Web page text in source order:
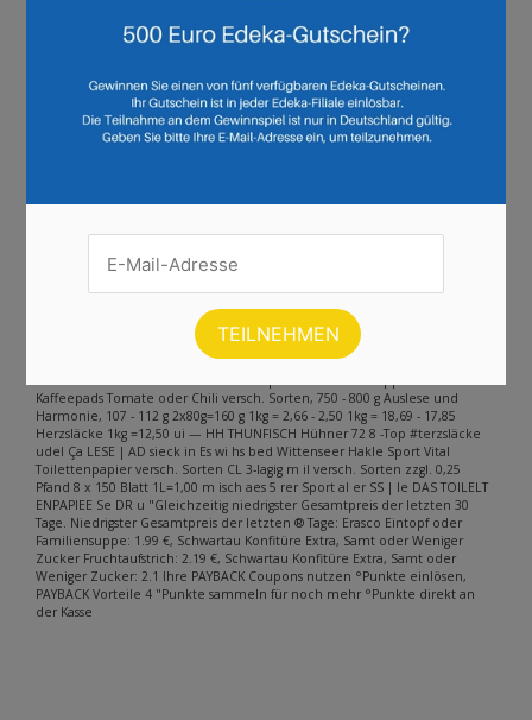
Seite : 12345 67 8910
Weiter
Andere Inhalte gefunden auf der
Schlemmerfässchen —- Kräuter oder Honig (Abtropfg.: 290 9), 530 g ZOM 1-
6-3 1kg = 3,44 = Ge 2, Pe. Es | Schlemmer pe Fiässchelsa it 6 lies en Heisse
Tasse ESS Suppensnack WENIGER 4 PEES versch. Sorten ZUCKE "0 4 x für
600 ml Eu 1L=0,41 en x \ NS IN SES Vi N TES 5 Schwarta onfitür NS xtra,
Samt er Wenige Zucker Fy chtaufstrich LUS 6Q Q 88, versch ii 63409, 1,kg,
Kaffeepads Tomate oder Chili versch. Sorten, 750 - 800 g Auslese und
Harmonie, 107 - 112 g 2x80g=160 g 1kg = 2,66 - 2,50 1kg = 18,69 - 17,85
Herzsläcke 1kg =12,50 ui — HH THUNFISCH Hühner 72 8 -Top #terzsläcke
udel Ça LESE | AD sieck in Es wi hs bed Wittenseer Hakle Sport Vital
Toilettenpapier versch. Sorten CL 3-lagig m il versch. Sorten zzgl. 0,25
Pfand 8 x 150 Blatt 1L=1,00 m isch aes 5 rer Sport al er SS | le DAS TOILELT
ENPAPIEE Se DR u "Gleichzeitig niedrigster Gesamtpreis der letzten 30
Tage. Niedrigster Gesamtpreis der letzten ® Tage: Erasco Eintopf oder
Familiensuppe: 1.99 €, Schwartau Konfitüre Extra, Samt oder Weniger
Zucker Fruchtaufstrich: 2.19 €, Schwartau Konfitüre Extra, Samt oder
Weniger Zucker: 2.1 Ihre PAYBACK Coupons nutzen °Punkte einlösen,
PAYBACK Vorteile 4 "Punkte sammeln für noch mehr °Punkte direkt an
der Kasse